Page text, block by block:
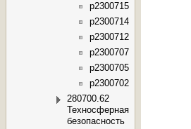
p2300715
p2300714
p2300712
p2300707
p2300705
p2300702
280700.62
Техносферная
безопасность